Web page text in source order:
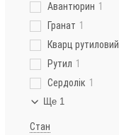
Авантюрин 1
Гранат 1
Кварц рутиловий
Рутил 1
Сердолік 1
Ще 1
Стан